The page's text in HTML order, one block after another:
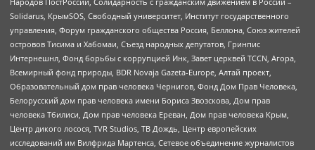
Solidarus, КрымSOS, Свободный университет, Институт государственного
управления, Форум гражданского общества Россия, Беллона, Союз жителей
островов Тисима и Хабомаи, Съезд народных депутатов, Гринпис
Интернешнл, Фонд борьбы с коррупцией Инк, Завет церквей TCCN, Агора,
Всемирный фонд природы, BDR Novaja Gazeta-Europe, Алтай проект,
Образовательный дом прав человека Чернигов, Фонд Дом Прав Человека,
Белорусский дом прав человека имени Бориса Звозскова, Дом прав
человека Тбилиси, Дом прав человека Ереван, Дом прав человека Крым,
Центр дикого лосося, TVR Studios, ТВ Дождь, Центр европейских
исследований им Вилфрида Мартенса, Сетевое объединение журналистов